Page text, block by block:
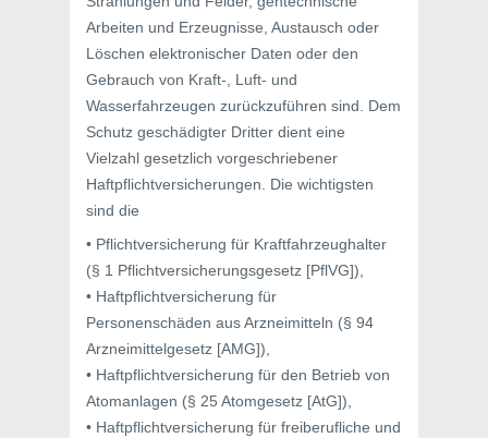
Arbeiten und Erzeugnisse, Austausch oder
Löschen elektronischer Daten oder den
Gebrauch von Kraft-, Luft- und
Wasserfahrzeugen zurückzuführen sind. Dem
Schutz geschädigter Dritter dient eine
Vielzahl gesetzlich vorgeschriebener
Haftpflichtversicherungen. Die wichtigsten
sind die
• Pflichtversicherung für Kraftfahrzeughalter
(§ 1 Pflichtversicherungsgesetz [PflVG]),
• Haftpflichtversicherung für
Personenschäden aus Arzneimitteln (§ 94
Arzneimittelgesetz [AMG]),
• Haftpflichtversicherung für den Betrieb von
Atomanlagen (§ 25 Atomgesetz [AtG]),
• Haftpflichtversicherung für freiberufliche und